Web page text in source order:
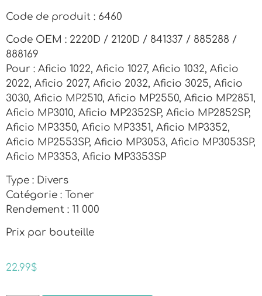
Code de produit : 6460
Code OEM : 2220D / 2120D / 841337 / 885288 /
888169
Pour : Aficio 1022, Aficio 1027, Aficio 1032, Aficio
2022, Aficio 2027, Aficio 2032, Aficio 3025, Aficio
3030, Aficio MP2510, Aficio MP2550, Aficio MP2851,
Aficio MP3010, Aficio MP2352SP, Aficio MP2852SP,
Aficio MP3350, Aficio MP3351, Aficio MP3352,
Aficio MP2553SP, Aficio MP3053, Aficio MP3053SP,
Aficio MP3353, Aficio MP3353SP
Type : Divers
Catégorie : Toner
Rendement : 11 000
Prix par bouteille
22.99$